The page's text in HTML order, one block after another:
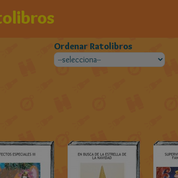
Ordenar Ratolibros